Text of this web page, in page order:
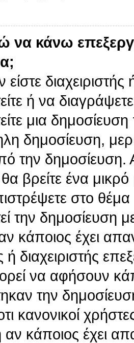
να κάνω
είστε
ή να
μια
δημοσίευση,
την δημοσίευση.
βρείτε ένα
στο
την δημοσίευση
κάποιος έχει
ή διαχειριστής
να αφήσουν
την
κανονικοί
κάποιος έχει